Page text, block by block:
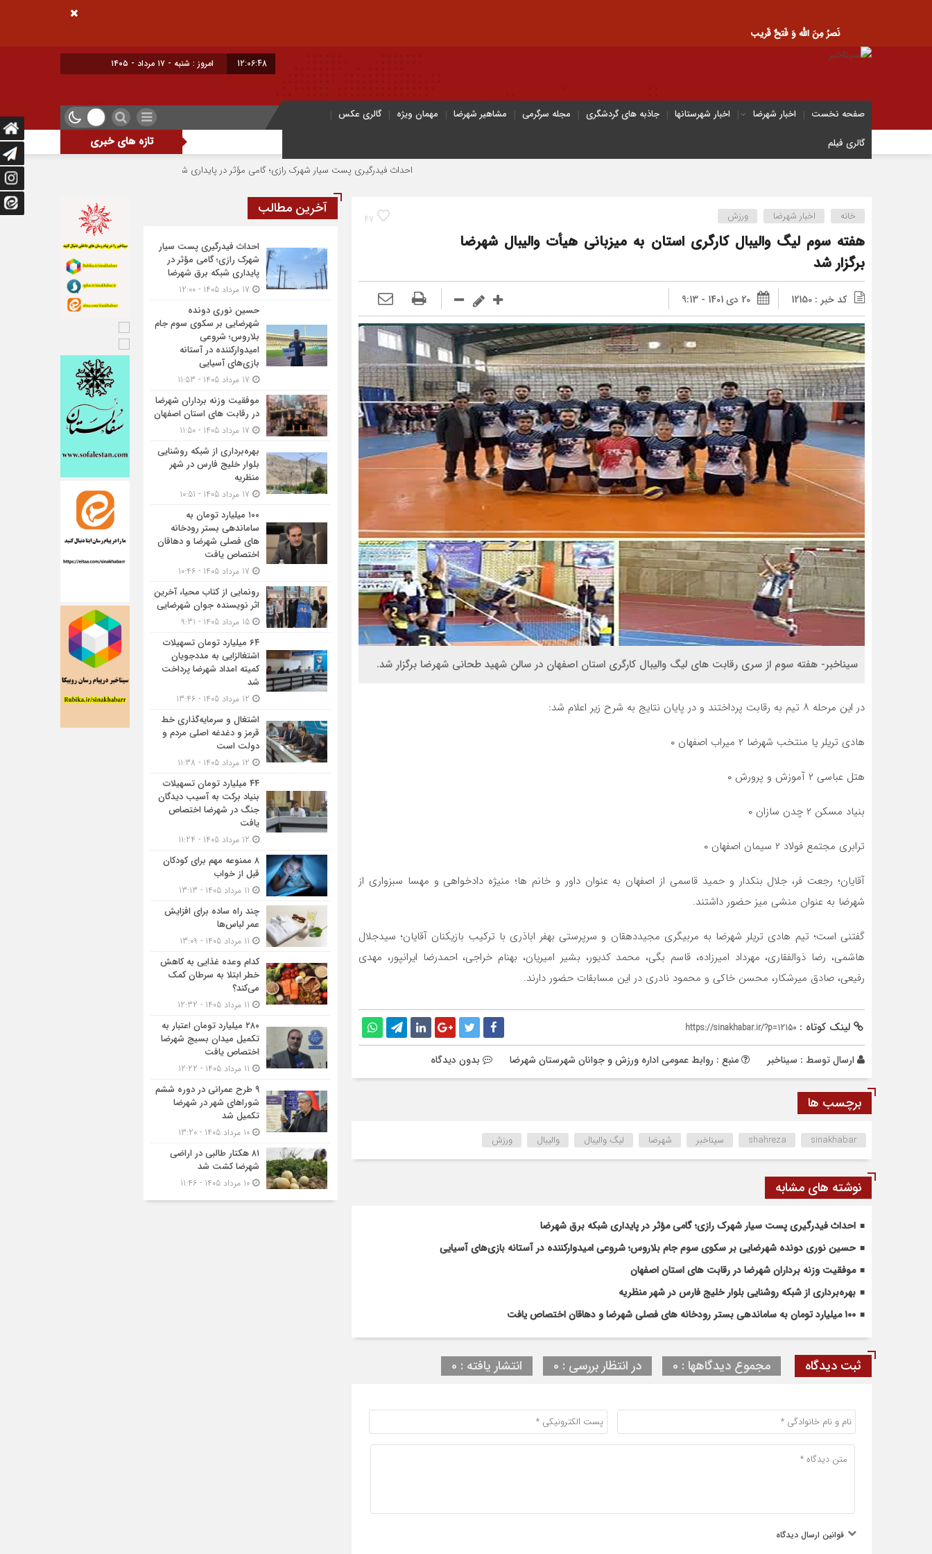
نَصرُ مِنَ الله وَ فَتحٌ قَریب
12:06:48 امروز : شنبه - ۱۷ مرداد - ۱۴۰۵
صفحه نخست اخبار شهرضا اخبار شهرستانها جاذبه های گردشگری مجله سرگرمی مشاهیر شهرضا مهمان ویژه
گالری عکس
گالری فیلم
تازه های خبری
احداث فیدرگیری پست سیار شهرک رازی؛ گامی مؤثر در پایداری شبکه برق شهرضا حسین نوری دونده شهرضایی بر سکوی
47 خانه اخبار شهرضا ورزش
هفته سوم لیگ والیبال کارگری استان به میزبانی هیأت والیبال شهرضا
برگزار شد
کد خبر : 12150 20 دی 1401 - 9:13
سیناخبر- هفته سوم از سری رقابت های لیگ والیبال کارگری استان اصفهان در سالن شهید طحانی شهرضا برگزار شد.
در این مرحله ۸ تیم به رقابت پرداختند و در پایان نتایج به شرح زیر اعلام شد:
هادی تریلر یا منتخب شهرضا ۲ میراب اصفهان ۰
هتل عباسی ۲ آموزش و پرورش ۰
بنیاد مسکن ۲ چدن سازان ۰
ترابری مجتمع فولاد ۲ سیمان اصفهان ۰
آقایان؛ رجعت فر، جلال بنکدار و حمید قاسمی از اصفهان به عنوان داور و خانم ها؛ منیژه دادخواهی و مهسا سبزواری از
شهرضا به عنوان منشی میز حضور داشتند.
گفتنی است؛ تیم هادی تریلر شهرضا به مربیگری مجیددهقان و سرپرستی بهفر اباذری با ترکیب بازیکنان آقایان؛ سیدجلال
هاشمی، رضا ذوالفقاری، مهرداد امیرزاده، قاسم بگی، محمد کدیور، بشیر امیریان، بهنام خراجی، احمدرضا ایرانپور، مهدی
رفیعی، صادق میرشکار، محسن خاکی و محمود نادری در این مسابقات حضور دارند.
لینک کوتاه : https://sinakhabar.ir/?p=12150
ارسال توسط : سیناخبر منبع : روابط عمومی اداره ورزش و جوانان شهرستان شهرضا بدون دیدگاه
برچسب ها
shahreza sinakhabar سیناخبر شهرضا لیگ والیبال والیبال ورزش
نوشته های مشابه
احداث فیدرگیری پست سیار شهرک رازی؛ گامی مؤثر در پایداری شبکه برق شهرضا
حسین نوری دونده شهرضایی بر سکوی سوم جام بلاروس؛ شروعی امیدوارکننده در آستانه بازی‌های آسیایی
موفقیت وزنه برداران شهرضا در رقابت های استان اصفهان
بهره‌برداری از شبکه روشنایی بلوار خلیج فارس در شهر منظریه
۱۰۰ میلیارد تومان به ساماندهی بستر رودخانه های فصلی شهرضا و دهاقان اختصاص یافت
ثبت دیدگاه مجموع دیدگاهها : 0 در انتظار بررسی : 0 انتشار یافته : 0
قوانین ارسال دیدگاه
آخرین مطالب
احداث فیدرگیری پست سیار
شهرک رازی؛ گامی مؤثر در
پایداری شبکه برق شهرضا
حسین نوری دونده
شهرضایی بر سکوی سوم جام
بلاروس؛ شروعی
امیدوارکننده در آستانه
بازی‌های آسیایی
موفقیت وزنه برداران شهرضا
در رقابت های استان اصفهان
بهره‌برداری از شبکه روشنایی
بلوار خلیج فارس در شهر
منظریه
۱۰۰ میلیارد تومان به
ساماندهی بستر رودخانه
های فصلی شهرضا و دهاقان
اختصاص یافت
رونمایی از کتاب محیا، آخرین
اثر نویسنده جوان شهرضایی
۶۴ میلیارد تومان تسهیلات
اشتغالزایی به مددجویان
کمیته امداد شهرضا پرداخت
شد
اشتغال و سرمایه‌گذاری خط
قرمز و دغدغه اصلی مردم و
دولت است
۴۴ میلیارد تومان تسهیلات
بنیاد برکت به آسیب دیدگان
جنگ در شهرضا اختصاص
یافت
۸ ممنوعه مهم برای کودکان
قبل از خواب
چند راه ساده برای افزایش
عمر لباس‌ها
کدام وعده غذایی به کاهش
خطر ابتلا به سرطان کمک
می‌کند؟
۲۸۰ میلیارد تومان اعتبار به
تکمیل میدان بسیج شهرضا
اختصاص یافت
۹ طرح عمرانی در دوره ششم
شوراهای شهر در شهرضا
تکمیل شد
۸۱ هکتار طالبی در اراضی
شهرضا کشت شد